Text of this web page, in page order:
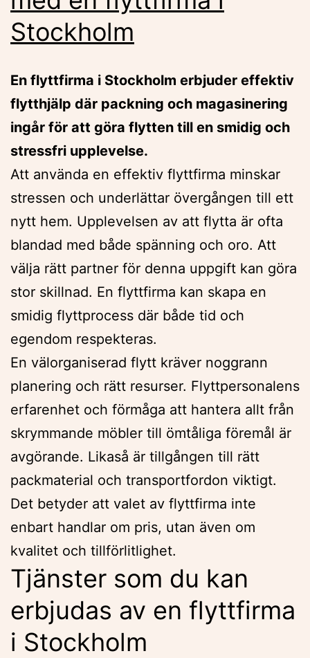
Stockholm
En flyttfirma i Stockholm erbjuder effektiv
flytthjälp där packning och magasinering
ingår för att göra flytten till en smidig och
stressfri upplevelse.
Att använda en effektiv flyttfirma minskar
stressen och underlättar övergången till ett
nytt hem. Upplevelsen av att flytta är ofta
blandad med både spänning och oro. Att
välja rätt partner för denna uppgift kan göra
stor skillnad. En flyttfirma kan skapa en
smidig flyttprocess där både tid och
egendom respekteras.
En välorganiserad flytt kräver noggrann
planering och rätt resurser. Flyttpersonalens
erfarenhet och förmåga att hantera allt från
skrymmande möbler till ömtåliga föremål är
avgörande. Likaså är tillgången till rätt
packmaterial och transportfordon viktigt.
Det betyder att valet av flyttfirma inte
enbart handlar om pris, utan även om
kvalitet och tillförlitlighet.
Tjänster som du kan
erbjudas av en flyttfirma
i Stockholm